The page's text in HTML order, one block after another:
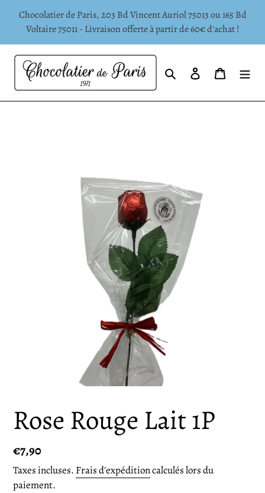
Passer
Chocolatier de Paris, 203 Bd Vincent Auriol 75013 ou 165 Bd
Voltaire 75011 - Livraison offerte à partir de 60€ d'achat !
RechercherSe connecter
Panier
Rose Rouge Lait 1P
Prix
normal
€7,90
Taxes incluses. Frais d'expéditioncalculés lors du
paiement.